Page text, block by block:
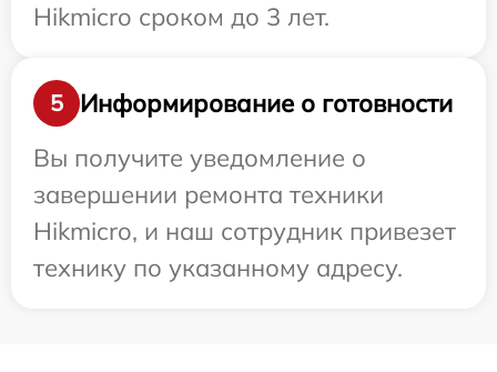
Hikmicro сроком до 3 лет.
5
Информирование о готовности
Вы получите уведомление о
завершении ремонта техники
Hikmicro, и наш сотрудник привезет
технику по указанному адресу.